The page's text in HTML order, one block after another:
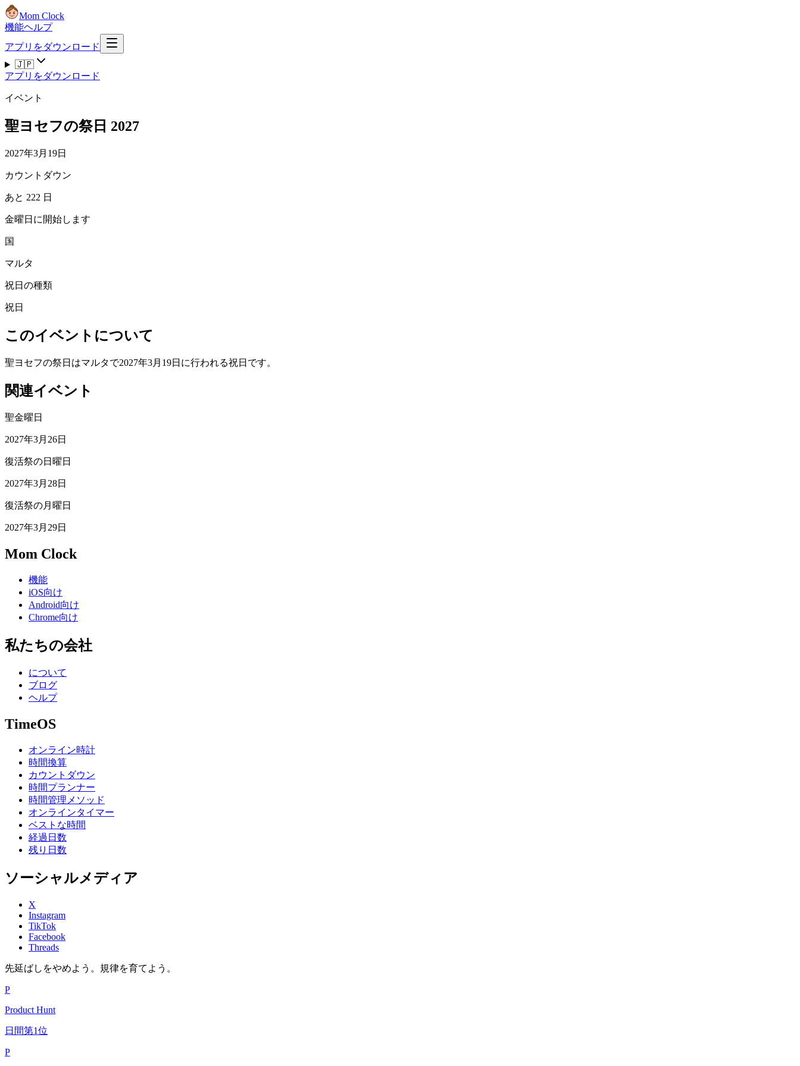
Mom Clock
機能ヘルプ
アプリをダウンロード
🇯🇵
アプリをダウンロード
イベント
聖ヨセフの祭日 2027
2027年3月19日
カウントダウン
あと 222 日
金曜日に開始します
国
マルタ
祝日の種類
祝日
このイベントについて
聖ヨセフの祭日はマルタで2027年3月19日に行われる祝日です。
関連イベント
聖金曜日
2027年3月26日
復活祭の日曜日
2027年3月28日
復活祭の月曜日
2027年3月29日
Mom Clock
機能
iOS向け
Android向け
Chrome向け
私たちの会社
について
ブログ
ヘルプ
TimeOS
オンライン時計
時間換算
カウントダウン
時間プランナー
時間管理メソッド
オンラインタイマー
ベストな時間
経過日数
残り日数
ソーシャルメディア
X
Instagram
TikTok
Facebook
Threads
先延ばしをやめよう。規律を育てよう。
P
Product Hunt
日間第1位
P